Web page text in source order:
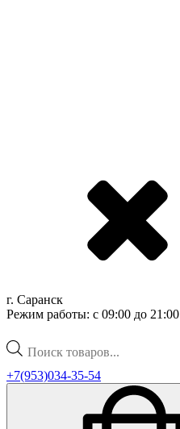
г. Саранск
Режим работы: с 09:00 до 21:00
товаров
+7(953)034-35-54